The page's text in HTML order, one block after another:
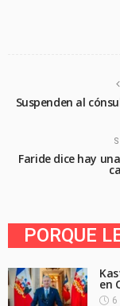
Suspenden al
Faride dice hay
PORQUE
en
6